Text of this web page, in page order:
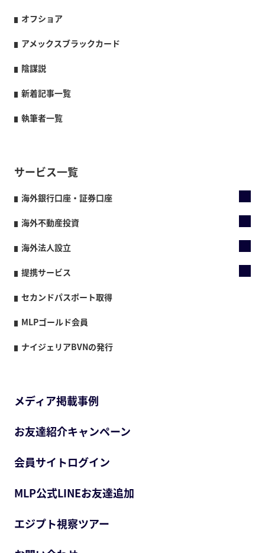
オフショア
アメックスブラックカード
陰謀説
新着記事一覧
執筆者一覧
サービス一覧
海外銀行口座・証券口座
海外不動産投資
海外法人設立
提携サービス
セカンドパスポート取得
MLPゴールド会員
ナイジェリアBVNの発行
メディア掲載事例
お友達紹介キャンペーン
会員サイトログイン
MLP公式LINEお友達追加
エジプト視察ツアー